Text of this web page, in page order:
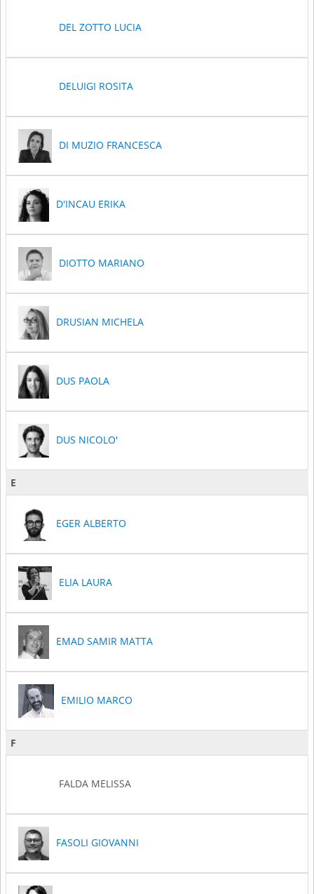
DEL ZOTTO LUCIA
DELUIGI ROSITA
DI MUZIO FRANCESCA
D'INCAU ERIKA
DIOTTO MARIANO
DRUSIAN MICHELA
DUS PAOLA
DUS NICOLO'
E
EGER ALBERTO
ELIA LAURA
EMAD SAMIR MATTA
EMILIO MARCO
F
FALDA MELISSA
FASOLI GIOVANNI